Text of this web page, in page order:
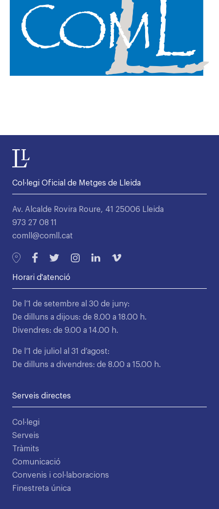
Col·legi Oficial de Metges de Lleida
Av. Alcalde Rovira Roure, 41 25006 Lleida
973 27 08 11
comll@comll.cat
Horari d'atenció
De l’1 de setembre al 30 de juny:
De dilluns a dijous: de 8.00 a 18.00 h.
Divendres: de 9.00 a 14.00 h.
De l’1 de juliol al 31 d’agost:
De dilluns a divendres: de 8.00 a 15.00 h.
Serveis directes
Col·legi
Serveis
Tràmits
Comunicació
Convenis i col·laboracions
Finestreta única